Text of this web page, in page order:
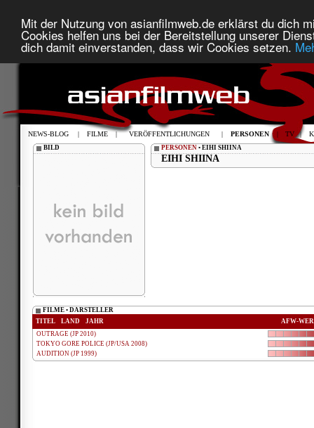
Mit der Nutzung von asianfilmweb.de erklärst du dich
Cookies helfen uns bei der Bereitstellung unserer
dich damit einverstanden, dass wir Cookies setzen.
NEWS-BLOG | FILME | VERÖFFENTLICHUNGEN | PERSONEN | TV |
BILD PERSONEN • EIHI SHIINA
EIHI SHIINA
FILME • DARSTELLER
TITEL
LAND JAHR
AFW-
OUTRAGE (JP 2010)
TOKYO GORE POLICE (JP/USA 2008)
AUDITION (JP 1999)